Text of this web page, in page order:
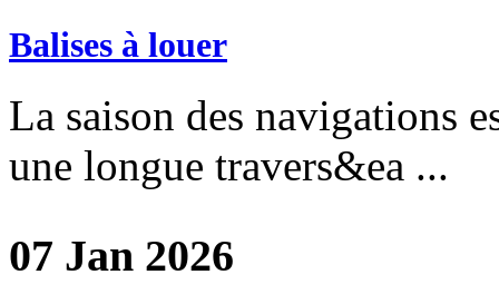
Balises à louer
La saison des navigations
une longue travers&ea ...
07 Jan 2026